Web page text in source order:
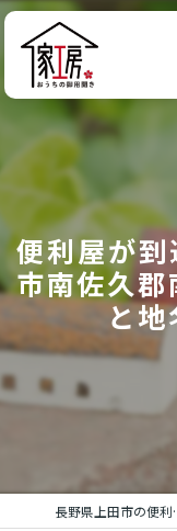
便利屋が
市南佐久
と
長野県上田市